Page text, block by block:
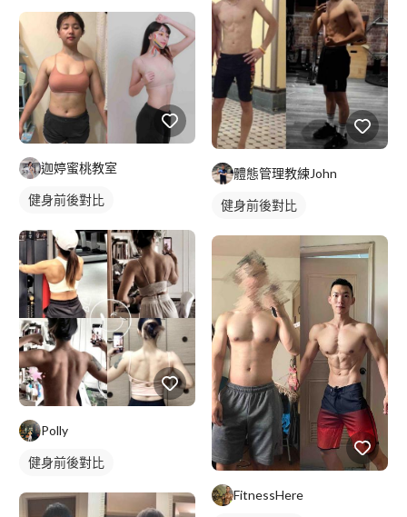
迦婷蜜桃教室
健身前後對比
Polly
健身前後對比
體態管理教練John
健身前後對比
FitnessHere